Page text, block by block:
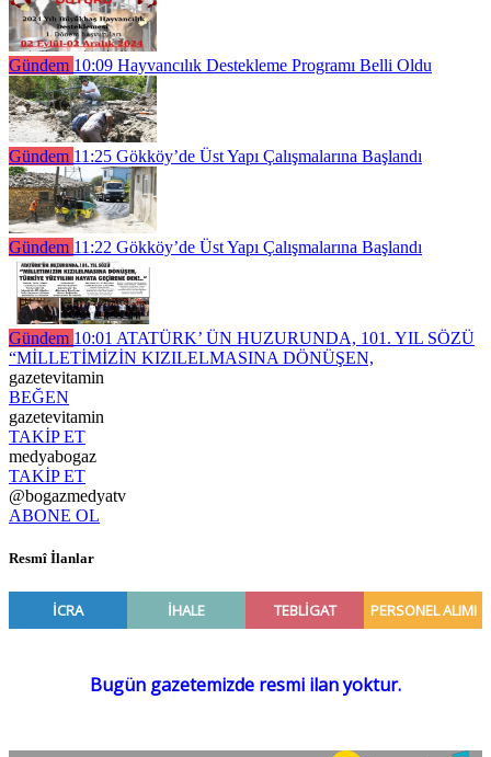
Gündem 10:09 Hayvancılık Destekleme Programı Belli Oldu
Gündem 11:25 Gökköy’de Üst Yapı Çalışmalarına Başlandı
Gündem 11:22 Gökköy’de Üst Yapı Çalışmalarına Başlandı
Gündem 10:01 ATATÜRK’ ÜN HUZURUNDA, 101. YIL SÖZÜ
“MİLLETİMİZİN KIZILELMASINA DÖNÜŞEN,
gazetevitamin
BEĞEN
gazetevitamin
TAKİP ET
medyabogaz
TAKİP ET
@bogazmedyatv
ABONE OL
Resmî İlanlar